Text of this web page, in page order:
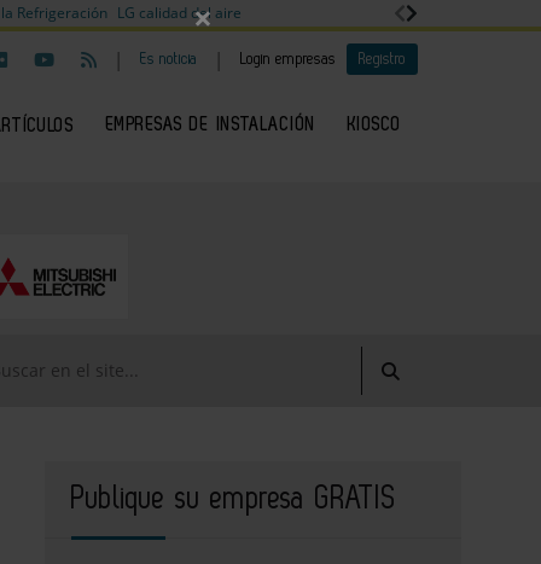
Refrigeración LG calidad del aire
| Es noticia | Login empresas Registro
EMPRESAS DE INSTALACIÓN KIOSCO
Publique su empresa GRATIS
×